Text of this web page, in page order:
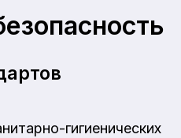
гигиенических